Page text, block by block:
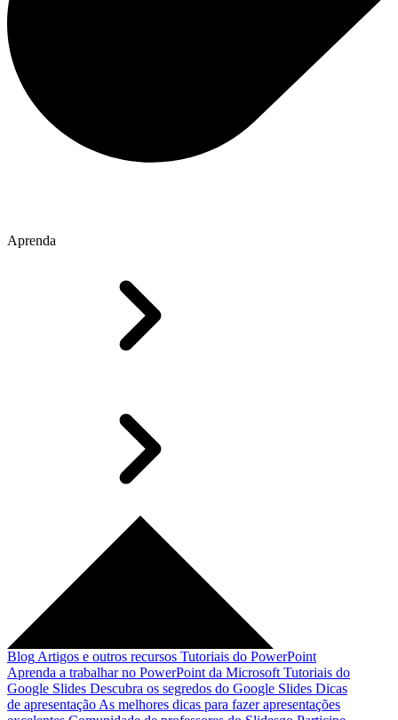
Aprenda
Blog Artigos e outros recursos Tutoriais do PowerPoint
Aprenda a trabalhar no PowerPoint da Microsoft Tutoriais do
Google Slides Descubra os segredos do Google Slides Dicas
de apresentação As melhores dicas para fazer apresentações